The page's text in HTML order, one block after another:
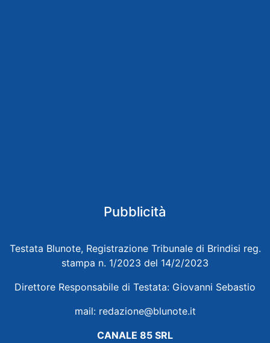
Pubblicità
Testata Blunote, Registrazione Tribunale di Brindisi reg.
stampa n. 1/2023 del 14/2/2023
Direttore Responsabile di Testata: Giovanni Sebastio
mail: redazione@blunote.it
CANALE 85 SRL